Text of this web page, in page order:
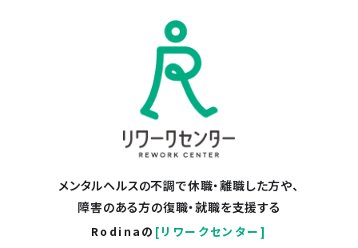
メンタルヘルスの不調で休職・離職した方や、
障害のある方の復職・就職を支援する
Rodinaの [リワークセンター]